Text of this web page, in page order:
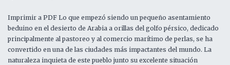
Imprimir a PDF Lo que empezó siendo un pequeño asentamiento
beduino en el desierto de Arabia a orillas del golfo pérsico, dedicado
principalmente al pastoreo y al comercio marítimo de perlas, se ha
convertido en una de las ciudades más impactantes del mundo. La
naturaleza inquieta de este pueblo junto su excelente situación